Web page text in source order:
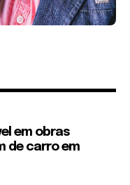
em obras
de carro em